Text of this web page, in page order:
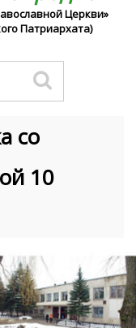
Церкви»
Патриархата)
со
10